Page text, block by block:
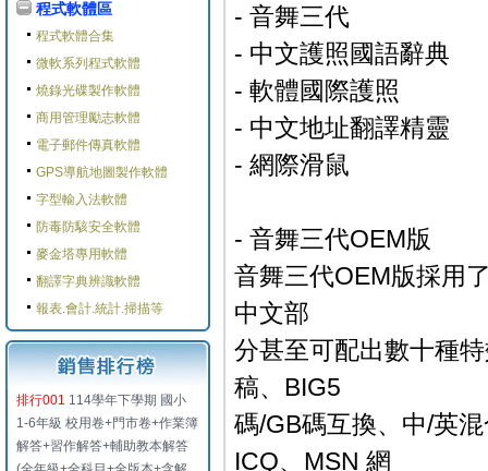
程式軟體區
程式軟體合集
微軟系列程式軟體
燒錄光碟製作軟體
商用管理勵志軟體
電子郵件傳真軟體
GPS導航地圖製作軟體
字型輸入法軟體
防毒防駭安全軟體
麥金塔專用軟體
翻譯字典辨識軟體
報表.會計.統計.掃描等
排行001 114學年下學期 國小
1-6年級 校用卷+門市卷+作業簿
解答+習作解答+輔助教本解答
- 音舞三代
- 中文護照國語辭典
- 軟體國際護照
- 中文地址翻譯精靈
- 網際滑鼠
- 音舞三代OEM版
音舞三代OEM版採用
中文部
分甚至可配出數十種
稿、BIG5
碼/GB碼互換、中/英
ICQ、MSN 網